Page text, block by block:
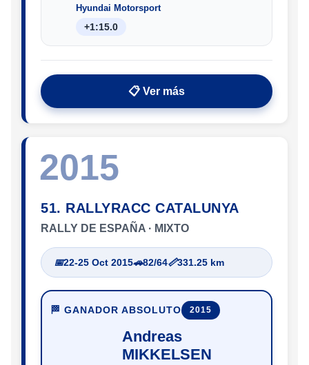
Hyundai Motorsport
+1:15.0
📋 Ver más
2015
51. RALLYRACC CATALUNYA
RALLY DE ESPAÑA · MIXTO
📅22-25 Oct 2015🚗82/64📏331.25 km
🏁 GANADOR ABSOLUTO 2015
Andreas
MIKKELSEN